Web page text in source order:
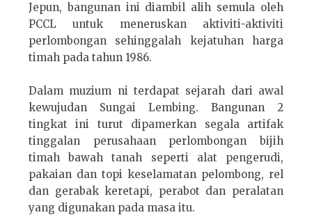
Jepun, bangunan ini diambil alih semula oleh
PCCL untuk meneruskan aktiviti-aktiviti
perlombongan sehinggalah kejatuhan harga
timah pada tahun 1986.
Dalam muzium ni terdapat sejarah dari awal
kewujudan Sungai Lembing. Bangunan 2
tingkat ini turut dipamerkan segala artifak
tinggalan perusahaan perlombongan bijih
timah bawah tanah seperti alat pengerudi,
pakaian dan topi keselamatan pelombong, rel
dan gerabak keretapi, perabot dan peralatan
yang digunakan pada masa itu.